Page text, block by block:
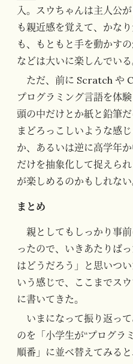
入。スウちゃんは主人公
も親近感を覚えて、かな
も、もともと手を動かす
などは大いに楽しんでいる
ただ、前に Scratch や
プログラミング言語を体
頭の中だけとか紙と鉛筆
まどろっこしいような感
か、あるいは逆に高学年
だけを抽象化して捉えら
が楽しめるのかもしれない
まとめ
親としてもしっかり事
ったので、いきあたりば
はどうだろう」と思いつ
いう感じで、ここまでス
に書いてきた。
いまになって振り返っ
のを「小学生が“プログラ
順番」に並べ替えてみると